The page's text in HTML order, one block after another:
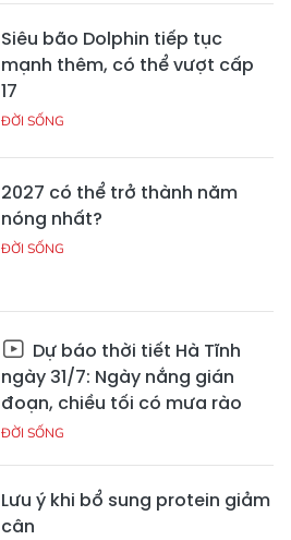
Siêu bão Dolphin tiếp tục
mạnh thêm, có thể vượt cấp
17
ĐỜI SỐNG
2027 có thể trở thành năm
nóng nhất?
ĐỜI SỐNG
Dự báo thời tiết Hà Tĩnh
ngày 31/7: Ngày nắng gián
đoạn, chiều tối có mưa rào
ĐỜI SỐNG
Lưu ý khi bổ sung protein giảm
cân